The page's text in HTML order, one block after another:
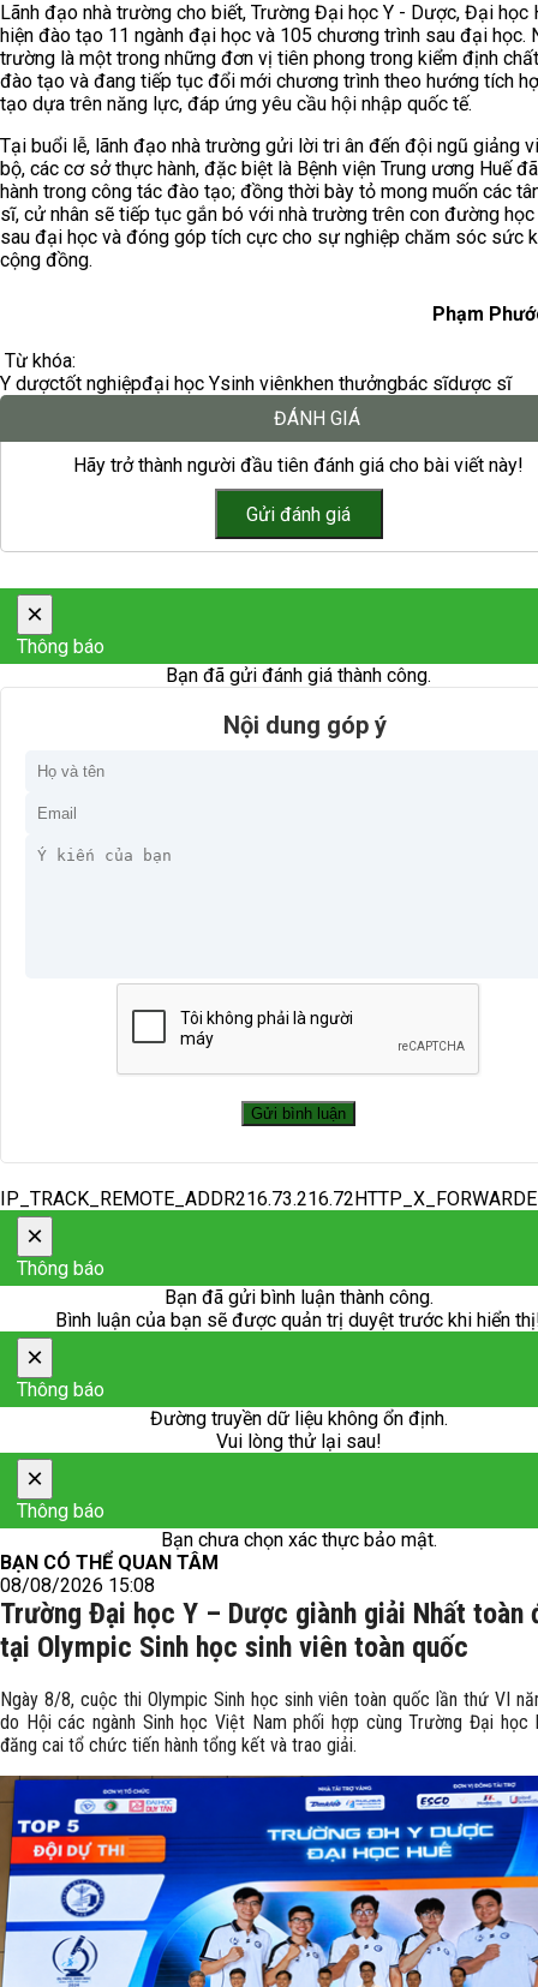
Lãnh đạo nhà trường cho biết, Trường Đại học Y - Dược, Đại học
hiện đào tạo 11 ngành đại học và 105 chương trình sau đại học.
trường là một trong những đơn vị tiên phong trong kiểm định
đào tạo và đang tiếp tục đổi mới chương trình theo hướng tích
tạo dựa trên năng lực, đáp ứng yêu cầu hội nhập quốc tế.
Tại buổi lễ, lãnh đạo nhà trường gửi lời tri ân đến đội ngũ giảng
bộ, các cơ sở thực hành, đặc biệt là Bệnh viện Trung ương Huế
hành trong công tác đào tạo; đồng thời bày tỏ mong muốn các
sĩ, cử nhân sẽ tiếp tục gắn bó với nhà trường trên con đường
sau đại học và đóng góp tích cực cho sự nghiệp chăm sóc sức
cộng đồng.
Phạm
Từ khóa:
Y dượctốt nghiệpđại học Ysinh viênkhen thưởngbác sĩdược sĩ
ĐÁNH GIÁ
Hãy trở thành người đầu tiên đánh giá cho bài viết này!
×
Thông báo
Bạn đã gửi đánh giá thành công.
Nội dung góp ý
×
Thông báo
Bạn đã gửi bình luận thành công.
Bình luận của bạn sẽ được quản trị duyệt trước khi hiển
×
Thông báo
Đường truyền dữ liệu không ổn định.
Vui lòng thử lại sau!
×
Thông báo
Bạn chưa chọn xác thực bảo mật.
BẠN CÓ THỂ QUAN TÂM
08/08/2026 15:08
Trường Đại học Y – Dược giành giải Nhất toàn
tại Olympic Sinh học sinh viên toàn quốc
Ngày 8/8, cuộc thi Olympic Sinh học sinh viên toàn quốc lần thứ VI
do Hội các ngành Sinh học Việt Nam phối hợp cùng Trường Đại học
đăng cai tổ chức tiến hành tổng kết và trao giải.